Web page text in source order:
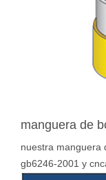
manguera de
nuestra manguera
gb6246-2001 y